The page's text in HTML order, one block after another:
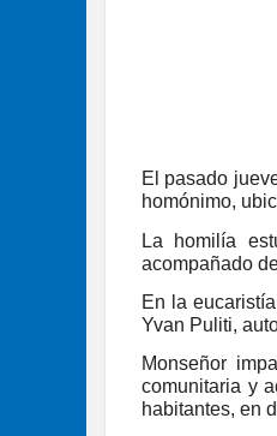
El pasado
homónimo,
La homilía
acompañado
En la
Yvan Puliti,
Monseñor
comunitaria y
habitantes, en